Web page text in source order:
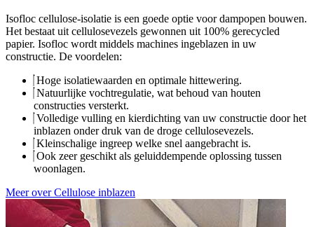
Isofloc cellulose-isolatie is een goede optie voor dampopen bouwen.
Het bestaat uit cellulosevezels gewonnen uit 100% gerecycled
papier. Isofloc wordt middels machines ingeblazen in uw
constructie. De voordelen:
Hoge isolatiewaarden en optimale hittewering.
Natuurlijke vochtregulatie, wat behoud van houten
constructies versterkt.
Volledige vulling en kierdichting van uw constructie door het
inblazen onder druk van de droge cellulosevezels.
Kleinschalige ingreep welke snel aangebracht is.
Ook zeer geschikt als geluiddempende oplossing tussen
woonlagen.
Meer over Cellulose inblazen